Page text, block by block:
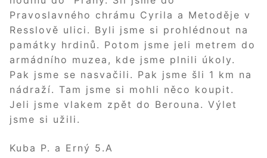
Pravoslavného chrámu Cyrila a Metoděje v
Resslově ulici. Byli jsme si prohlédnout na
památky hrdinů. Potom jsme jeli metrem do
armádního muzea, kde jsme plnili úkoly.
Pak jsme se nasvačili. Pak jsme šli 1 km na
nádraží. Tam jsme si mohli něco koupit.
Jeli jsme vlakem zpět do Berouna. Výlet
jsme si užili.
Kuba P. a Erný 5.A